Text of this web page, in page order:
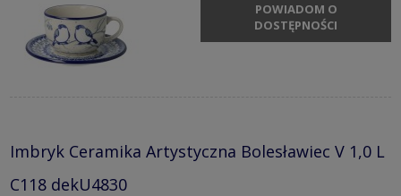
POWIADOM O
DOSTĘPNOŚCI
Imbryk Ceramika Artystyczna Bolesławiec V 1,0 L
C118 dekU4830